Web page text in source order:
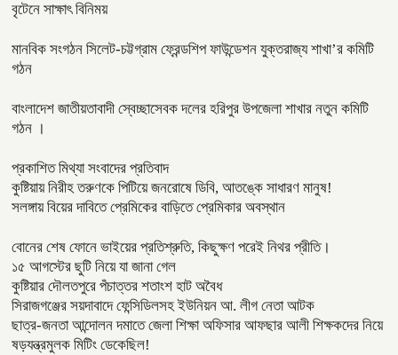
বৃটেনে সাক্ষাৎ বিনিময়
মানবিক সংগঠন সিলেট-চট্টগ্রাম ফ্রেন্ডশিপ ফাউন্ডেশন যুক্তরাজ্য শাখা’র কমিটি
গঠন
বাংলাদেশ জাতীয়তাবাদী স্বেচ্ছাসেবক দলের হরিপুর উপজেলা শাখার নতুন কমিটি
গঠন ।
প্রকাশিত মিথ্যা সংবাদের প্রতিবাদ
কুষ্টিয়ায় নিরীহ তরুণকে পিটিয়ে জনরোষে ডিবি, আতঙ্কে সাধারণ মানুষ!
সলঙ্গায় বিয়ের দাবিতে প্রেমিকের বাড়িতে প্রেমিকার অবস্থান
বোনের শেষ ফোনে ভাইয়ের প্রতিশ্রুতি, কিছুক্ষণ পরেই নিথর প্রীতি।
১৫ আগস্টের ছুটি নিয়ে যা জানা গেল
কুষ্টিয়ার দৌলতপুরে পঁচাত্তর শতাংশ হাট অবৈধ
সিরাজগঞ্জের সয়দাবাদে ফেন্সিডিলসহ ইউনিয়ন আ. লীগ নেতা আটক
ছাত্র-জনতা আন্দোলন দমাতে জেলা শিক্ষা অফিসার আফছার আলী শিক্ষকদের নিয়ে
ষড়যন্ত্রমুলক মিটিং ডেকেছিল!